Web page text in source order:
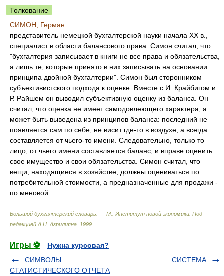
Толкование
СИМОН, Герман
представитель немецкой бухгалтерской науки начала XX в.,
специалист в области балансового права. Симон считал, что
"бухгалтерия записывает в книги не все права и обязательства,
а лишь те, которые принято в них записывать на основании
принципа двойной бухгалтерии". Симон был сторонником
субъективистского подхода к оценке. Вместе с И. Крайбигом и
Р. Райшем он выводил субъективную оценку из баланса. Он
считал, что оценка не имеет самодовлеющего характера, а
может быть выведена из принципов баланса: последний не
появляется сам по себе, не висит где-то в воздухе, а всегда
составляется от чьего-то имени. Следовательно, только то
лицо, от чьего имени составляется баланс, и вправе оценить
свое имущество и свои обязательства. Симон считал, что
вещи, находящиеся в хозяйстве, должны оцениваться по
потребительной стоимости, а предназначенные для продажи -
по меновой.
Большой бухгалтерский словарь. — М.: Институт новой экономики Под
редакцией А.Н. Азрилияна 1999
Игры ⚽
Нужна курсовая?
СИМВОЛЫ
СТАТИСТИЧЕСКОГО ОТЧЕТА
СИСТЕМА